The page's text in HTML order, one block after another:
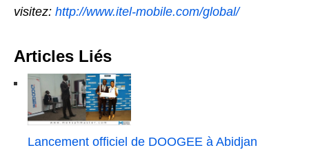
visitez: http://www.itel-mobile.com/global/
Articles Liés
Lancement officiel de DOOGEE à Abidjan